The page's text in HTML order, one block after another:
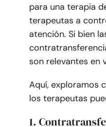
para una terapia
terapeutas a
atención. Si bien
son relevantes en
Aquí, exploramos
los terapeutas
1.